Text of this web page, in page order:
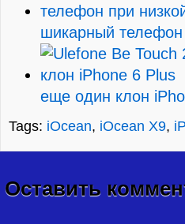
шикарный телефон
еще один клон
Tags: iOcean, iOcean X9,
Оставить